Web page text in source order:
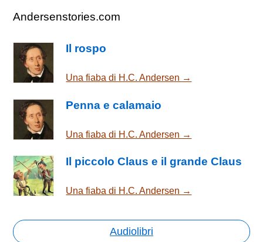
Andersenstories.com
Il rospo
Una fiaba di H.C. Andersen →
Penna e calamaio
Una fiaba di H.C. Andersen →
Il piccolo Claus e il grande Claus
Una fiaba di H.C. Andersen →
Audiolibri